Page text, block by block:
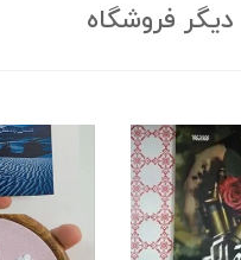
فروشگاه